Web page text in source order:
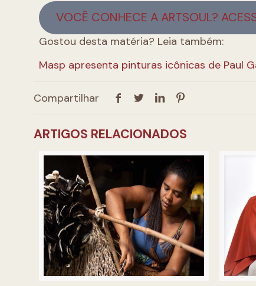
VOCÊ CONHECE A ARTSOUL?
Gostou desta matéria? Leia também:
Masp apresenta pinturas icônicas de Paul
Compartilhar
ARTIGOS RELACIONADOS